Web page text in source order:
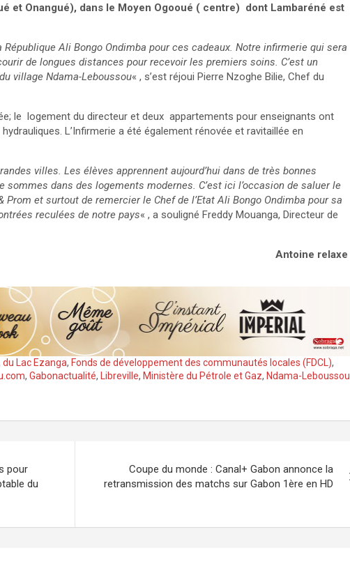
et Onangué), dans le Moyen Ogooué ( centre) dont Lambaréné est
Ali Bongo Ondimba pour ces cadeaux. Notre infirmerie qui sera
de longues distances pour recevoir les premiers soins. C’est un
village Ndama-Leboussou« , s’est réjoui Pierre Nzoghe Bilie, Chef du
le logement du directeur et deux appartements pour enseignants ont
L’Infirmerie a été également rénovée et ravitaillée en
villes. Les élèves apprennent aujourd’hui dans de très bonnes
dans des logements modernes. C’est ici l’occasion de saluer le
et surtout de remercier le Chef de l’Etat Ali Bongo Ondimba pour sa
reculées de notre pays« , a souligné Freddy Mouanga, Directeur de
Antoine relaxe
du Lac Ezanga, Fonds de développement des communautés locales (FDCL),
, Gabonactualité, Libreville, Ministère du Pétrole et Gaz, Ndama-Leboussou
pour
du
Coupe du monde : Canal+ Gabon annonce la
retransmission des matchs sur Gabon 1ère en HD